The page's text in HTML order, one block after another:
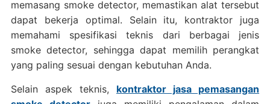
memasang smoke detector, memastikan alat tersebut
dapat bekerja optimal. Selain itu, kontraktor juga
memahami spesifikasi teknis dari berbagai jenis
smoke detector, sehingga dapat memilih perangkat
yang paling sesuai dengan kebutuhan Anda.
Selain aspek teknis, kontraktor jasa pemasangan